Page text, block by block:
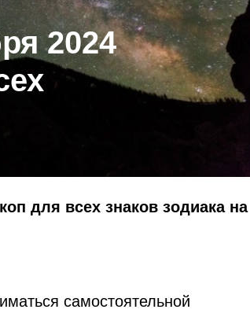
2024
для всех знаков зодиака на
самостоятельной